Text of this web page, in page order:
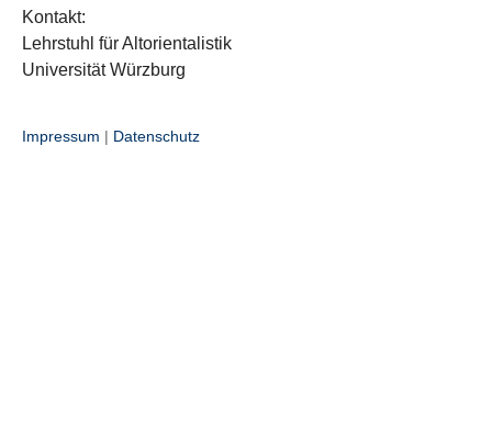
Kontakt:
Lehrstuhl für Altorientalistik
Universität Würzburg
Impressum | Datenschutz